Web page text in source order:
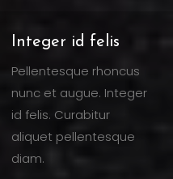
Integer id felis
Pellentesque rhoncus
nunc et augue. Integer
id felis. Curabitur
aliquet pellentesque
diam.